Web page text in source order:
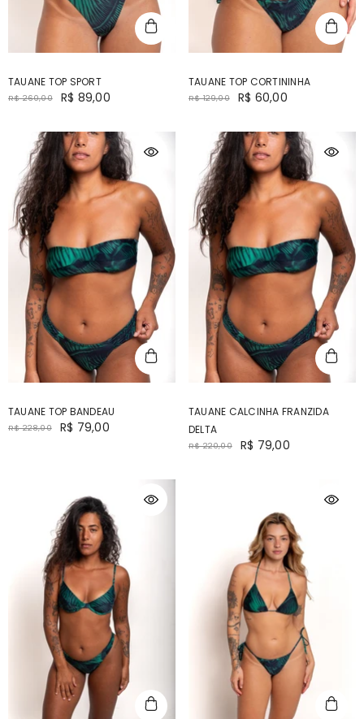
TAUANE TOP SPORT
R$ 260,00 R$ 89,00
TAUANE TOP CORTININHA
R$ 129,00 R$ 60,00
TAUANE TOP BANDEAU
R$ 228,00 R$ 79,00
TAUANE CALCINHA FRANZIDA
DELTA
R$ 220,00 R$ 79,00